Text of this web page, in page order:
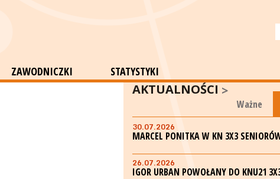
ZAWODNICZKI STATYSTYKI
AKTUALNOŚCI
Ważne
30.07.2026
MARCEL PONITKA W KN 3X3
26.07.2026
IGOR URBAN POWOŁANY DO KNU21